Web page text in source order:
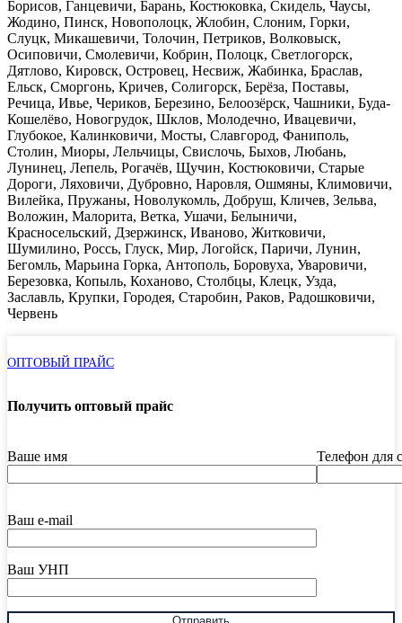
Борисов, Ганцевичи, Барань, Костюковка, Скидель, Чаусы,
Жодино, Пинск, Новополоцк, Жлобин, Слоним, Горки,
Слуцк, Микашевичи, Толочин, Петриков, Волковыск,
Осиповичи, Смолевичи, Кобрин, Полоцк, Светлогорск,
Дятлово, Кировск, Островец, Несвиж, Жабинка, Браслав,
Ельск, Сморгонь, Кричев, Солигорск, Берёза, Поставы,
Речица, Ивье, Чериков, Березино, Белоозёрск, Чашники, Буда-
Кошелёво, Новогрудок, Шклов, Молодечно, Ивацевичи,
Глубокое, Калинковичи, Мосты, Славгород, Фаниполь,
Столин, Миоры, Лельчицы, Свислочь, Быхов, Любань,
Лунинец, Лепель, Рогачёв, Щучин, Костюковичи, Старые
Дороги, Ляховичи, Дубровно, Наровля, Ошмяны, Климовичи,
Вилейка, Пружаны, Новолукомль, Добруш, Кличев, Зельва,
Воложин, Малорита, Ветка, Ушачи, Белыничи,
Красносельский, Дзержинск, Иваново, Житковичи,
Шумилино, Россь, Глуск, Мир, Логойск, Паричи, Лунин,
Бегомль, Марьина Горка, Антополь, Боровуха, Уваровичи,
Березовка, Копыль, Коханово, Столбцы, Клецк, Узда,
Заславль, Крупки, Городея, Старобин, Раков, Радошковичи,
Червень
ОПТОВЫЙ ПРАЙС
Получить оптовый прайс
Ваше имя Телефон для
Ваш e-mail
Ваш УНП